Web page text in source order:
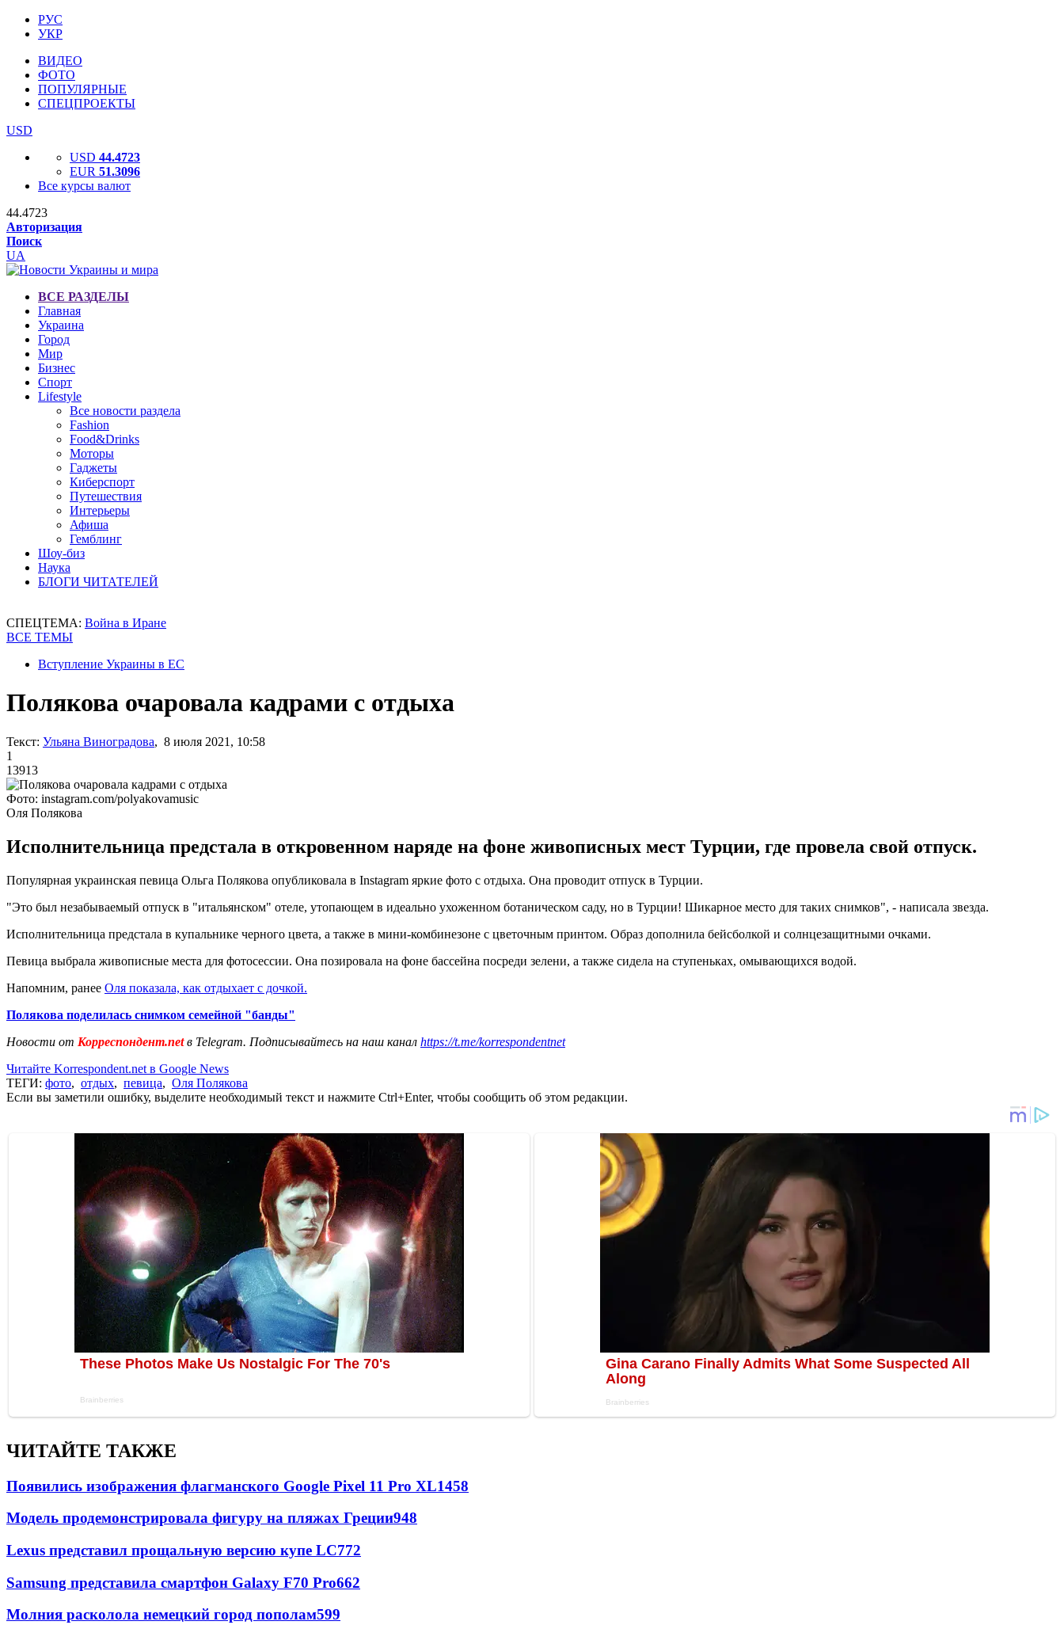
РУС
УКР
ВИДЕО
ФОТО
ПОПУЛЯРНЫЕ
СПЕЦПРОЕКТЫ
USD
USD 44.4723
EUR 51.3096
Все курсы валют
44.4723
Авторизация
Поиск
UA
ВСЕ РАЗДЕЛЫ
Главная
Украина
Город
Мир
Бизнес
Спорт
Lifestyle
Все новости раздела
Fashion
Food&Drinks
Моторы
Гаджеты
Киберспорт
Путешествия
Интерьеры
Афиша
Гемблинг
Шоу-биз
Наука
БЛОГИ ЧИТАТЕЛЕЙ
СПЕЦТЕМА: Война в Иране
ВСЕ ТЕМЫ
Вступление Украины в ЕС
Полякова очаровала кадрами с отдыха
Текст: Ульяна Виноградова, 8 июля 2021, 10:58
1
13913
Фото: instagram.com/polyakovamusic
Оля Полякова
Исполнительница предстала в откровенном наряде на фоне живописных мест Турции, где провела свой отпуск.
Популярная украинская певица Ольга Полякова опубликовала в Instagram яркие фото с отдыха. Она проводит отпуск в Турции.
"Это был незабываемый отпуск в "итальянском" отеле, утопающем в идеально ухоженном ботаническом саду, но в Турции! Шикарное место для таких снимков", - написала звезда.
Исполнительница предстала в купальнике черного цвета, а также в мини-комбинезоне с цветочным принтом. Образ дополнила бейсболкой и солнцезащитными очками.
Певица выбрала живописные места для фотосессии. Она позировала на фоне бассейна посреди зелени, а также сидела на ступеньках, омывающихся водой.
Напомним, ранее Оля показала, как отдыхает с дочкой.
Полякова поделилась снимком семейной "банды"
Новости от Корреспондент.netв Telegram. Подписывайтесь на наш канал https://t.me/korrespondentnet
Читайте Korrespondent.net в Google News
ТЕГИ: фото, отдых, певица, Оля Полякова
Если вы заметили ошибку, выделите необходимый текст и нажмите Ctrl+Enter, чтобы сообщить об этом редакции.
ЧИТАЙТЕ ТАКЖЕ
Появились изображения флагманского Google Pixel 11 Pro XL1458
Модель продемонстрировала фигуру на пляжах Греции948
Lexus представил прощальную версию купе LC772
Samsung представила смартфон Galaxy F70 Pro662
Молния расколола немецкий город пополам599